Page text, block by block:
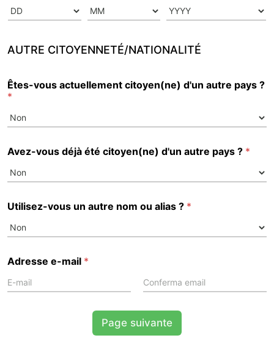
AUTRE CITOYENNETÉ/NATIONALITÉ
Êtes-vous actuellement citoyen(ne) d'un autre pays ?
*
Avez-vous déjà été citoyen(ne) d'un autre pays ? *
Utilisez-vous un autre nom ou alias ? *
Adresse e-mail *
Page suivante